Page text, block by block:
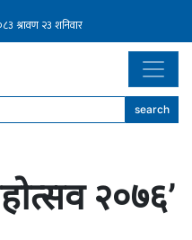
search
२०७६’